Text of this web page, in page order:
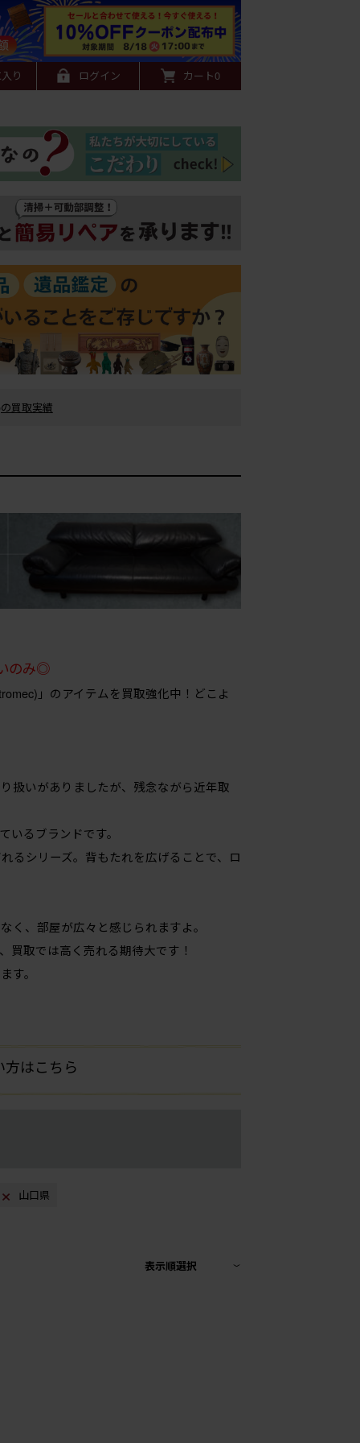
り ログイン カート0
買取実績
のみ◎
」のアイテムを買取強化中！どこよ
扱いがありましたが、残念ながら近年取
るブランドです。
るシリーズ。背もたれを広げることで、ロ
く、部屋が広々と感じられますよ。
買取では高く売れる期待大です！
す。
はこちら
山口県
表示順選択